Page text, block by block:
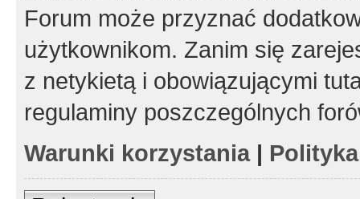
Forum może przyznać
użytkownikom. Zanim się
z netykietą i obowiązującymi
regulaminy poszczególnych
Warunki korzystania|